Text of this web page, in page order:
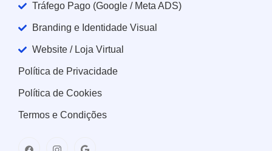
Tráfego Pago (Google / Meta ADS)
Branding e Identidade Visual
Website / Loja Virtual
Política de Privacidade
Política de Cookies
Termos e Condições